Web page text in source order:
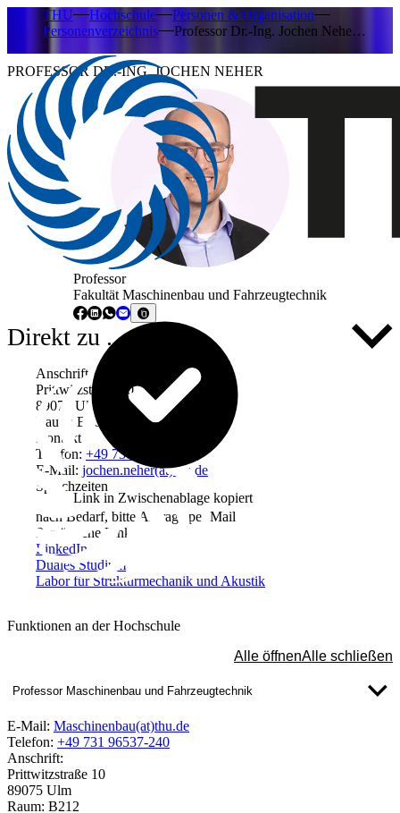
THU Hochschule
Personen & Organisation
Personenverzeichnis
Professor Dr.-Ing. Jochen Nehe…
PROFESSOR DR.-ING. JOCHEN NEHER
Professor
Fakultät Maschinenbau und Fahrzeugtechnik
Link in Zwischenablage kopiert
Direkt zu ...
Anschrift
Prittwitzstraße 10
89075 Ulm
Raum: B205a
Kontakt
Telefon: +49 731 96537-543
E-Mail: jochen.neher(at)thu.de
Sprechzeiten
nach Bedarf, bitte Anfrage per Mail
Persönliche Links
LinkedIn
Duales Studium
Labor für Strukturmechanik und Akustik
Funktionen an der Hochschule
Alle öffnenAlle schließen
Professor Maschinenbau und Fahrzeugtechnik
E-Mail: Maschinenbau(at)thu.de
Telefon: +49 731 96537-240
Anschrift:
Prittwitzstraße 10
89075 Ulm
Raum: B212